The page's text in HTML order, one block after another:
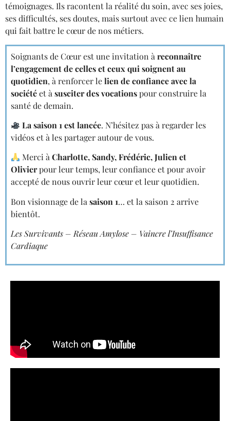
témoignages. Ils racontent la réalité du soin, avec ses joies,
ses difficultés, ses doutes, mais surtout avec ce lien humain
qui fait battre le cœur de nos métiers.
Soignants de Cœur est une invitation à reconnaître
l’engagement de celles et ceux qui soignent au
quotidien, à renforcer lelien de confiance avec la
sociétéet à susciter des vocationspour construire la
santé de demain.
La saison 1 est lancée. N’hésitez pas à regarder les
vidéos et à les partager autour de vous.
Merci àCharlotte, Sandy, Frédéric, Julien et
Olivierpour leur temps, leur confiance et pour avoir
accepté de nous ouvrir leur cœur et leur quotidien.
Bon visionnage de la saison 1… et la saison 2 arrive
bientôt.
Les Survivants – Réseau Amylose – Vaincre l’Insuffisance
Cardiaque